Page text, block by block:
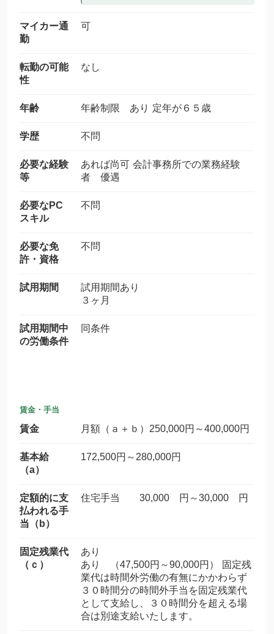
マイカー通
勤
可
転勤の可能
性
なし
年齢 年齢制限 あり 定年が６５歳
学歴 不問
必要な経験
等
あれば尚可 会計事務所での業務経験
者 優遇
必要なPC
スキル
不問
必要な免
許・資格
不問
試用期間
試用期間あり
３ヶ月
試用期間中
の労働条件
同条件
賃金・手当
賃金 月額（ａ＋ｂ）250,000円～400,000円
基本給
（a）
172,500円～280,000円
定額的に支
払われる手
当（b）
住宅手当 30,000 円～30,000 円
固定残業代
（ｃ）
あり
あり （47,500円～90,000円） 固定残
業代は時間外労働の有無にかかわらず
３０時間分の時間外手当を固定残業代
として支給し、３０時間分を超える場
合は別途支給いたします。